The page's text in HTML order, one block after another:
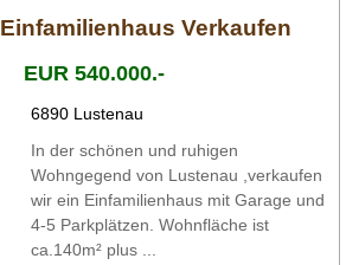
Einfamilienhaus Verkaufen
EUR 540.000.-
6890 Lustenau
In der schönen und ruhigen
Wohngegend von Lustenau ,verkaufen
wir ein Einfamilienhaus mit Garage und
4-5 Parkplätzen. Wohnfläche ist
ca.140m² plus ...